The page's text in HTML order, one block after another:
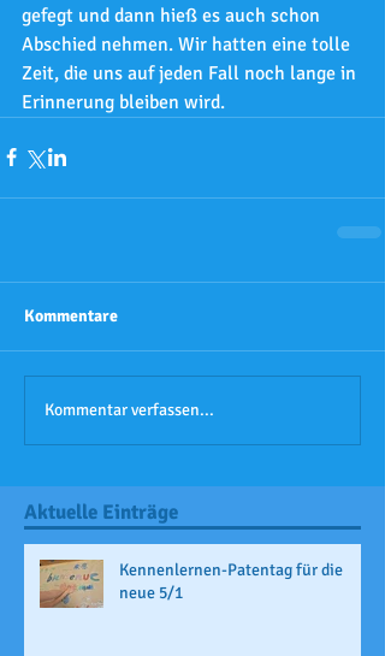
gefegt und dann hieß es auch schon
Abschied nehmen. Wir hatten eine tolle
Zeit, die uns auf jeden Fall noch lange in
Erinnerung bleiben wird.
Kommentare
Kommentar verfassen...
Aktuelle Einträge
Kennenlernen-Patentag für die
neue 5/1